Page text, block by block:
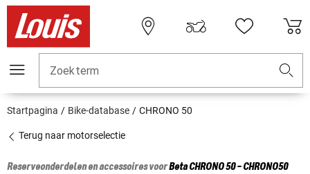
Zoekterm
Startpagina Bike-database CHRONO 50
Terug naar motorselectie
Reserveonderdelen en accessoires voorBetaCHRONO 50 - CHRONO50